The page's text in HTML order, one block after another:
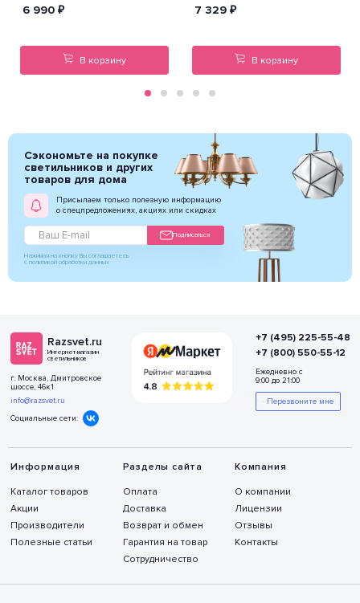
6 990 ₽
В корзину
7 329 ₽
В корзину
Сэкономьте на покупке
светильников и других
товаров для дома
Присылаем только полезную информацию
о спецпредложениях, акциях или скидках
Подписаться
Нажимая на кнопку Вы соглашаетесь
с политикой обработки данных
Razsvet.ru
Интернет-магазин
светильников
г. Москва, Дмитровское
шоссе, 46к1
info@razsvet.ru
Социальные сети:
Информация
Каталог товаров
Акции
Производители
Полезные статьи
Разделы сайта
Оплата
Доставка
Возврат и обмен
Гарантия на товар
Сотрудничество
Компания
О компании
Лицензии
Отзывы
Контакты
+7 (495) 225-55-48
+7 (800) 550-55-12
Ежедневно с
9:00 до 21:00
Перезвоните мне